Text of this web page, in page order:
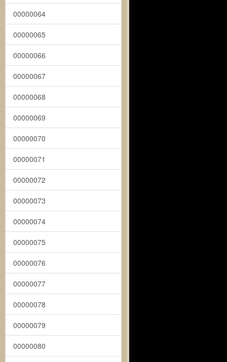
00000064
00000065
00000066
00000067
00000068
00000069
00000070
00000071
00000072
00000073
00000074
00000075
00000076
00000077
00000078
00000079
00000080